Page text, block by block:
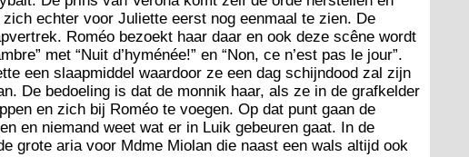
echter voor Juliette eerst nog eenmaal te zien. De
Roméo bezoekt haar daar en ook deze scêne wordt
met “Nuit d’hyménée!” en “Non, ce n’est pas le jour”.
een slaapmiddel waardoor ze een dag schijndood zal zijn
De bedoeling is dat de monnik haar, als ze in de grafkelder
en zich bij Roméo te voegen. Op dat punt gaan de
en niemand weet wat er in Luik gebeuren gaat. In de
grote aria voor Mdme Miolan die naast een wals altijd ook